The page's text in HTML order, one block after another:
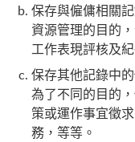
保存與僱傭相關
資源管理的目的
工作表現評核及
保存其他記錄中
為了不同的目的
策或運作事宜徵
務，等等。